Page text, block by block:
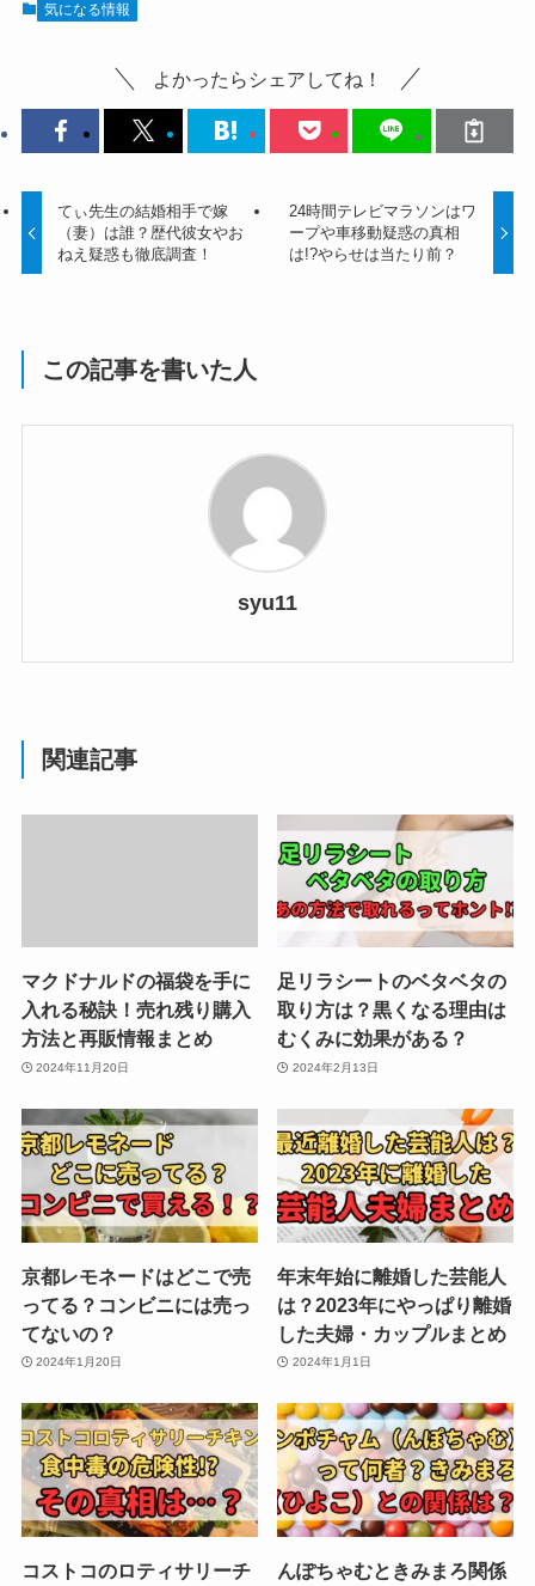
気になる情報
よかったらシェアしてね！
てぃ先生の結婚相手で嫁
（妻）は誰？歴代彼女やお
ねえ疑惑も徹底調査！
24時間テレビマラソンはワ
ープや車移動疑惑の真相
は!?やらせは当たり前？
この記事を書いた人
syu11
関連記事
マクドナルドの福袋を手に
入れる秘訣！売れ残り購入
方法と再販情報まとめ
2024年11月20日
足リラシートのベタベタの
取り方は？黒くなる理由は
むくみに効果がある？
2024年2月13日
京都レモネードはどこで売
ってる？コンビニには売っ
てないの？
2024年1月20日
年末年始に離婚した芸能人
は？2023年にやっぱり離婚
した夫婦・カップルまとめ
2024年1月1日
コストコのロティサリーチ
んぽちゃむときみまろ関係